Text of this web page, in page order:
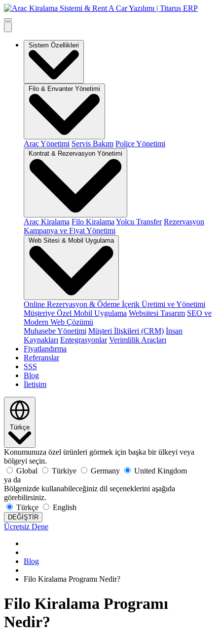
Sistem Özellikleri
Filo & Envanter Yönetimi
Araç Yönetimi Servis Bakım Poliçe Yönetimi
Kontrat & Rezervasyon Yönetimi
Araç Kiralama Filo Kiralama Yolcu Transfer Rezervasyon
Kampanya ve Fiyat Yönetimi
Web Sitesi & Mobil Uygulama
Online Rezervasyon & Ödeme İçerik Üretimi ve Yönetimi
Müşteriye Özel Mobil Uygulama Websitesi Tasarım SEO ve
Modern Web Çözümü
Muhasebe Yönetimi Müşteri İlişkileri (CRM) İnsan
Kaynakları Entegrasyonlar Verimlilik Araçları
Fiyatlandırma
Referanslar
SSS
Blog
İletişim
Türkçe
Konumunuza özel ürünleri görmek için başka bir ülkeyi veya
bölgeyi seçin.
Global
Türkiye Germany
United Kingdom
ya da
Bölgenizde kullanabileceğiniz dil seçeneklerini aşağıda
görebilirsiniz.
Türkçe
English
DEĞİŞTİR
Ücretsiz Dene
Blog
Filo Kiralama Programı Nedir?
Filo Kiralama Programı
Nedir?